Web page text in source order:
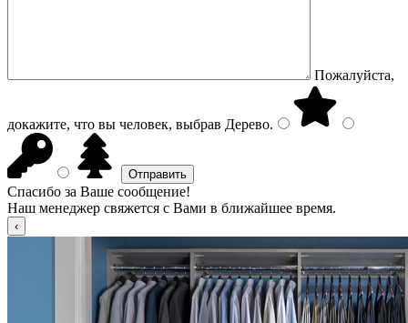
Пожалуйста,
докажите, что вы человек, выбрав Дерево.
Спасибо за Ваше сообщение!
Наш менеджер свяжется с Вами в ближайшее время.